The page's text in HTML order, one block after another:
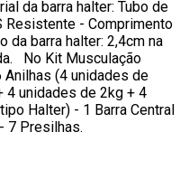
da barra halter: Tubo de
Resistente - Comprimento
da barra halter: 2,4cm na
No Kit Musculação
(4 unidades de
4 unidades de 2kg + 4
Halter) - 1 Barra Central
7 Presilhas.